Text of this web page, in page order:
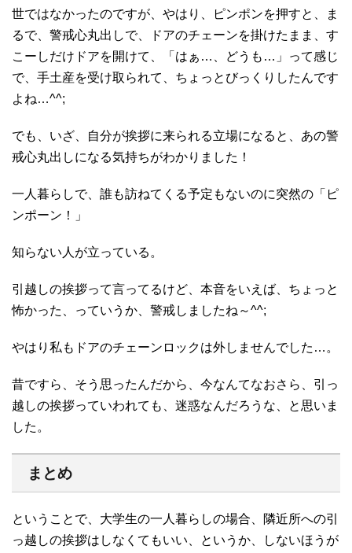
世ではなかったのですが、やはり、ピンポンを押すと、ま
るで、警戒心丸出しで、ドアのチェーンを掛けたまま、す
こーしだけドアを開けて、「はぁ…、どうも…」って感じ
で、手土産を受け取られて、ちょっとびっくりしたんです
よね…^^;
でも、いざ、自分が挨拶に来られる立場になると、あの警
戒心丸出しになる気持ちがわかりました！
一人暮らしで、誰も訪ねてくる予定もないのに突然の「ピ
ンポーン！」
知らない人が立っている。
引越しの挨拶って言ってるけど、本音をいえば、ちょっと
怖かった、っていうか、警戒しましたね～^^;
やはり私もドアのチェーンロックは外しませんでした…。
昔ですら、そう思ったんだから、今なんてなおさら、引っ
越しの挨拶っていわれても、迷惑なんだろうな、と思いま
した。
まとめ
ということで、大学生の一人暮らしの場合、隣近所への引
っ越しの挨拶はしなくてもいい、というか、しないほうが